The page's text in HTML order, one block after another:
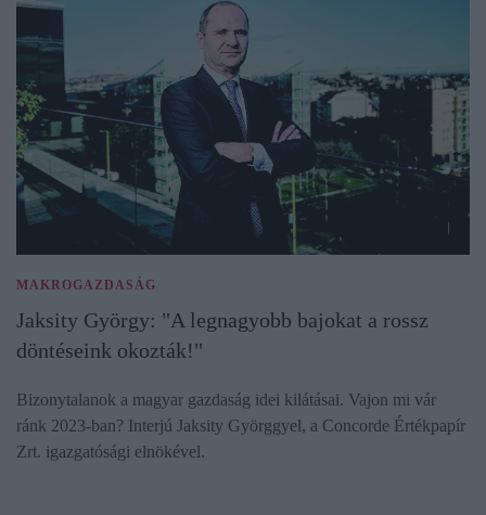
MAKROGAZDASÁG
Jaksity György: "A legnagyobb bajokat a rossz
döntéseink okozták!"
Bizonytalanok a magyar gazdaság idei kilátásai. Vajon mi vár
ránk 2023-ban? Interjú Jaksity Györggyel, a Concorde Értékpapír
Zrt. igazgatósági elnökével.